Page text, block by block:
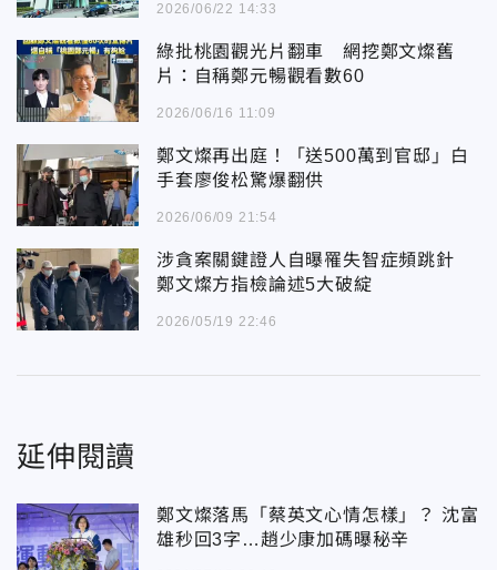
2026/06/22 14:33
綠批桃園觀光片翻車 網挖鄭文燦舊
片：自稱鄭元暢觀看數60
2026/06/16 11:09
鄭文燦再出庭！「送500萬到官邸」白
手套廖俊松驚爆翻供
2026/06/09 21:54
涉貪案關鍵證人自曝罹失智症頻跳針
鄭文燦方指檢論述5大破綻
2026/05/19 22:46
延伸閱讀
鄭文燦落馬「蔡英文心情怎樣」？ 沈富
雄秒回3字…趙少康加碼曝秘辛